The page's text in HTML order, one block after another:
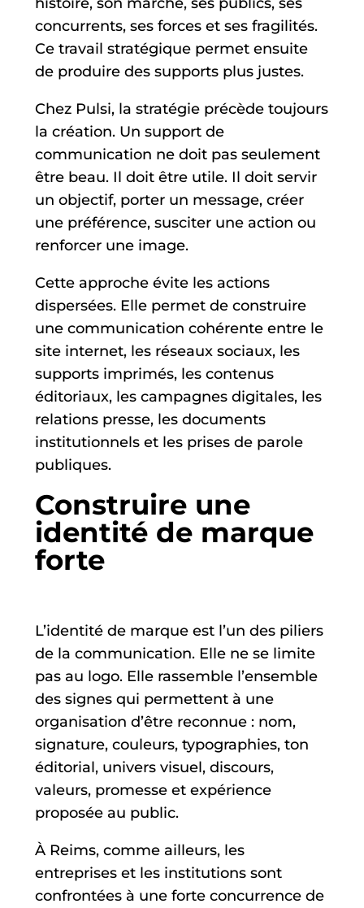
concurrents, ses forces et ses fragilités.
Ce travail stratégique permet ensuite
de produire des supports plus justes.
Chez Pulsi, la stratégie précède toujours
la création. Un support de
communication ne doit pas seulement
être beau. Il doit être utile. Il doit servir
un objectif, porter un message, créer
une préférence, susciter une action ou
renforcer une image.
Cette approche évite les actions
dispersées. Elle permet de construire
une communication cohérente entre le
site internet, les réseaux sociaux, les
supports imprimés, les contenus
éditoriaux, les campagnes digitales, les
relations presse, les documents
institutionnels et les prises de parole
publiques.
Construire une
identité de marque
forte
L’identité de marque est l’un des piliers
de la communication. Elle ne se limite
pas au logo. Elle rassemble l’ensemble
des signes qui permettent à une
organisation d’être reconnue : nom,
signature, couleurs, typographies, ton
éditorial, univers visuel, discours,
valeurs, promesse et expérience
proposée au public.
À Reims, comme ailleurs, les
entreprises et les institutions sont
confrontées à une forte concurrence de